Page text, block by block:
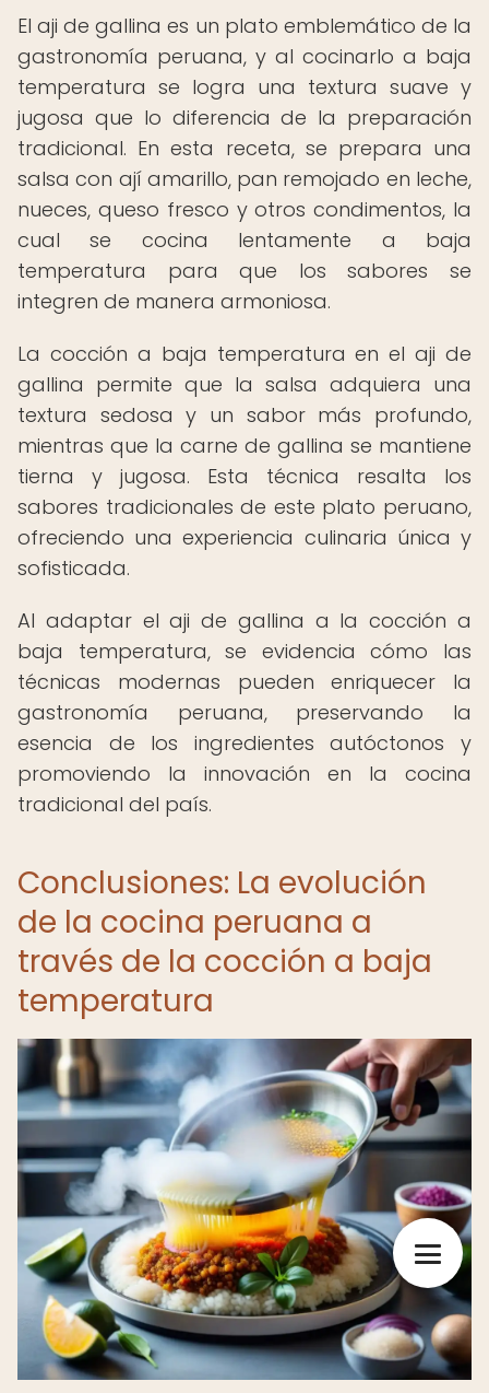
El aji de gallina es un plato emblemático de la
gastronomía peruana, y al cocinarlo a baja
temperatura se logra una textura suave y
jugosa que lo diferencia de la preparación
tradicional. En esta receta, se prepara una
salsa con ají amarillo, pan remojado en leche,
nueces, queso fresco y otros condimentos, la
cual se cocina lentamente a baja
temperatura para que los sabores se
integren de manera armoniosa.
La cocción a baja temperatura en el aji de
gallina permite que la salsa adquiera una
textura sedosa y un sabor más profundo,
mientras que la carne de gallina se mantiene
tierna y jugosa. Esta técnica resalta los
sabores tradicionales de este plato peruano,
ofreciendo una experiencia culinaria única y
sofisticada.
Al adaptar el aji de gallina a la cocción a
baja temperatura, se evidencia cómo las
técnicas modernas pueden enriquecer la
gastronomía peruana, preservando la
esencia de los ingredientes autóctonos y
promoviendo la innovación en la cocina
tradicional del país.
Conclusiones: La evolución
de la cocina peruana a
través de la cocción a baja
temperatura